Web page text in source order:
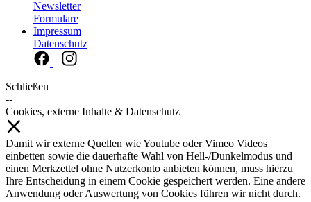
Newsletter
Formulare
Impressum
Datenschutz
Schließen
--
Cookies, externe Inhalte & Datenschutz
Damit wir externe Quellen wie Youtube oder Vimeo Videos
einbetten sowie die dauerhafte Wahl von Hell-/Dunkelmodus und
einen Merkzettel ohne Nutzerkonto anbieten können, muss hierzu
Ihre Entscheidung in einem Cookie gespeichert werden. Eine andere
Anwendung oder Auswertung von Cookies führen wir nicht durch.